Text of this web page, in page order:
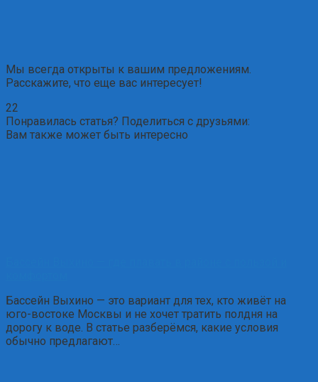
Мы всегда открыты к вашим предложениям.
Расскажите, что еще вас интересует!
22
Понравилась статья? Поделиться с друзьями:
Вам также может быть интересно
Бассейн Выхино — это вариант для тех, кто живёт на
юго-востоке Москвы и не хочет тратить полдня на
дорогу к воде. В статье разберёмся, какие условия
обычно предлагают…